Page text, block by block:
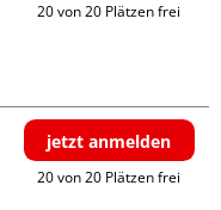
20 von 20 Plätzen frei
jetzt anmelden
20 von 20 Plätzen frei